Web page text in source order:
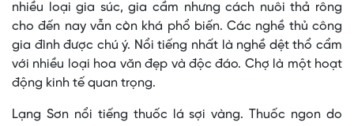
nhiều loại gia súc, gia cầm nhưng cách nuôi thả rông
cho đến nay vẫn còn khá phổ biến. Các nghề thủ công
gia đình được chú ý. Nổi tiếng nhất là nghề dệt thổ cẩm
với nhiều loại hoa văn đẹp và độc đáo. Chợ là một hoạt
động kinh tế quan trọng.
Lạng Sơn nổi tiếng thuốc lá sợi vàng. Thuốc ngon do